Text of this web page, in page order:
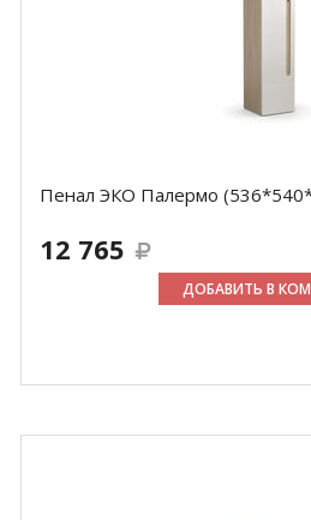
Пенал ЭКО Палермо
12 765
ДОБАВИТЬ В